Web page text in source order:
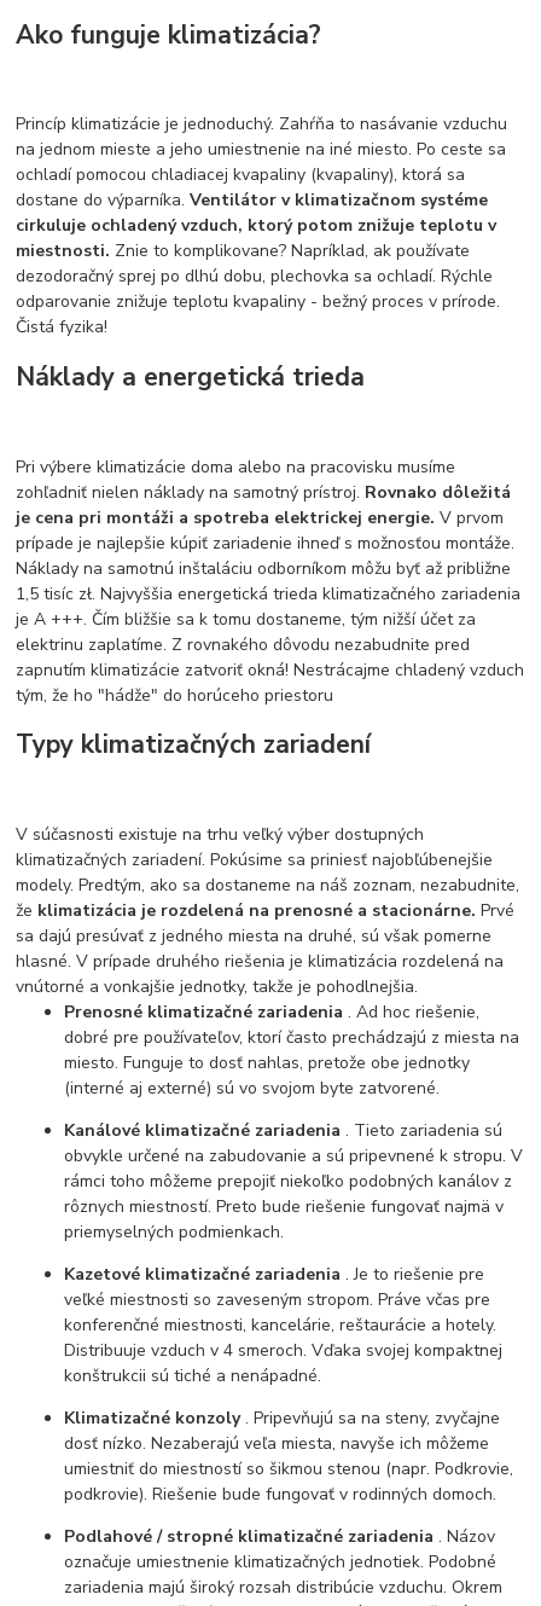
Ako funguje klimatizácia?
Princíp klimatizácie je jednoduchý. Zahŕňa to nasávanie vzduchu
na jednom mieste a jeho umiestnenie na iné miesto. Po ceste sa
ochladí pomocou chladiacej kvapaliny (kvapaliny), ktorá sa
dostane do výparníka.Ventilátor v klimatizačnom systéme
cirkuluje ochladený vzduch, ktorý potom znižuje teplotu v
miestnosti. Znie to komplikovane? Napríklad, ak používate
dezodoračný sprej po dlhú dobu, plechovka sa ochladí. Rýchle
odparovanie znižuje teplotu kvapaliny - bežný proces v prírode.
Čistá fyzika!
Náklady a energetická trieda
Pri výbere klimatizácie doma alebo na pracovisku musíme
zohľadniť nielen náklady na samotný prístroj. Rovnako dôležitá
je cena pri montáži a spotreba elektrickej energie.V prvom
prípade je najlepšie kúpiť zariadenie ihneď s možnosťou montáže.
Náklady na samotnú inštaláciu odborníkom môžu byť až približne
1,5 tisíc zł. Najvyššia energetická trieda klimatizačného zariadenia
je A +++. Čím bližšie sa k tomu dostaneme, tým nižší účet za
elektrinu zaplatíme. Z rovnakého dôvodu nezabudnite pred
zapnutím klimatizácie zatvoriť okná! Nestrácajme chladený vzduch
tým, že ho "hádže" do horúceho priestoru
Typy klimatizačných zariadení
V súčasnosti existuje na trhu veľký výber dostupných
klimatizačných zariadení. Pokúsime sa priniesť najobľúbenejšie
modely. Predtým, ako sa dostaneme na náš zoznam, nezabudnite,
že klimatizácia je rozdelená na prenosné a stacionárne.Prvé
sa dajú presúvať z jedného miesta na druhé, sú však pomerne
hlasné. V prípade druhého riešenia je klimatizácia rozdelená na
vnútorné a vonkajšie jednotky, takže je pohodlnejšia.
Prenosné klimatizačné zariadenia. Ad hoc riešenie,
dobré pre používateľov, ktorí často prechádzajú z miesta na
miesto. Funguje to dosť nahlas, pretože obe jednotky
(interné aj externé) sú vo svojom byte zatvorené.
Kanálové klimatizačné zariadenia. Tieto zariadenia sú
obvykle určené na zabudovanie a sú pripevnené k stropu. V
rámci toho môžeme prepojiť niekoľko podobných kanálov z
rôznych miestností. Preto bude riešenie fungovať najmä v
priemyselných podmienkach.
Kazetové klimatizačné zariadenia. Je to riešenie pre
veľké miestnosti so zaveseným stropom. Práve včas pre
konferenčné miestnosti, kancelárie, reštaurácie a hotely.
Distribuuje vzduch v 4 smeroch. Vďaka svojej kompaktnej
konštrukcii sú tiché a nenápadné.
Klimatizačné konzoly. Pripevňujú sa na steny, zvyčajne
dosť nízko. Nezaberajú veľa miesta, navyše ich môžeme
umiestniť do miestností so šikmou stenou (napr. Podkrovie,
podkrovie). Riešenie bude fungovať v rodinných domoch.
Podlahové / stropné klimatizačné zariadenia. Názov
označuje umiestnenie klimatizačných jednotiek. Podobné
zariadenia majú široký rozsah distribúcie vzduchu. Okrem